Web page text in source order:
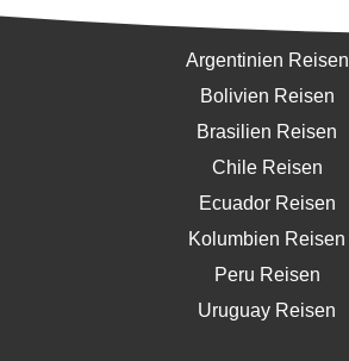
Argentinien Reisen
Bolivien Reisen
Brasilien Reisen
Chile Reisen
Ecuador Reisen
Kolumbien Reisen
Peru Reisen
Uruguay Reisen